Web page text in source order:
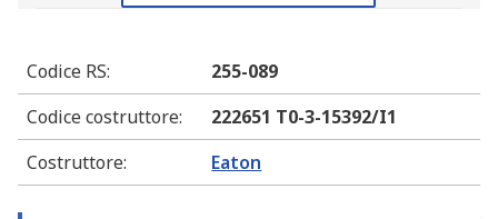
Codice RS:
255-089
Codice costruttore:
222651 T0-3-15392/I1
Costruttore: Eaton